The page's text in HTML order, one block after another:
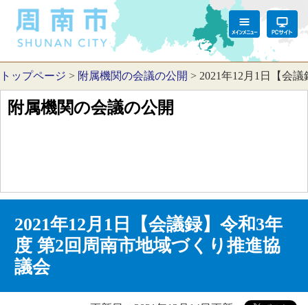
トップページ > 附属機関の会議の公開 > 2021年12月1日【会
附属機関の会議の公開
2021年12月1日【会議録】令和3年
度 第2回周南市地域づくり推進協
議会